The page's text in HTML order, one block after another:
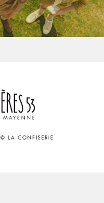
© LA CONFISERIE